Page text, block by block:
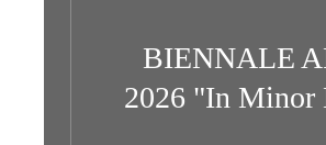
BIENNALE
2026 "In Minor